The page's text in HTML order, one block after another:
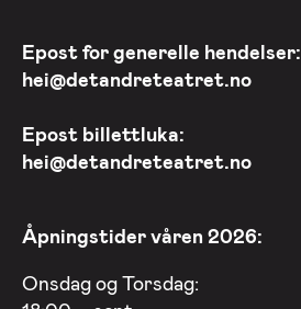
Epost for generelle hendelser:
hei@detandreteatret.no
Epost billettluka:
hei@detandreteatret.no
Åpningstider våren 2026:
Onsdag og Torsdag: